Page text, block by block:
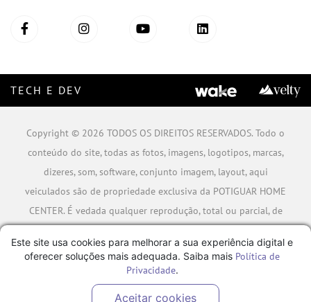
TECH E DEV
Copyright © 2026 TODOS OS DIREITOS RESERVADOS. Todo o
conteúdo do site, todas as fotos, imagens, logotipos, marcas,
dizeres, som, software, conjunto imagem, layout, aqui
veiculados são de propriedade exclusiva da POTIGUAR HOME
CENTER. É vedada qualquer reprodução, total ou parcial, de
A violação de qualquer direito mencionado implicará na
responsabilização cível e criminal nos termos da Lei.
POTIGUAR MATERIAIS DE CONSTRUÇÃO SA - CNPJ:
Este site usa cookies para melhorar a sua experiência digital e
oferecer soluções mais adequada. Saiba mais Política de
Privacidade.
Aceitar cookies